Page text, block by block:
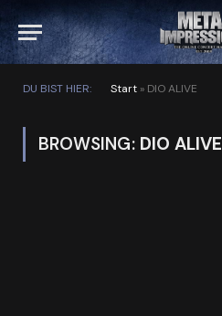
DU BIST HIER: Start » DIO ALIVE
BROWSING: DIO ALIVE